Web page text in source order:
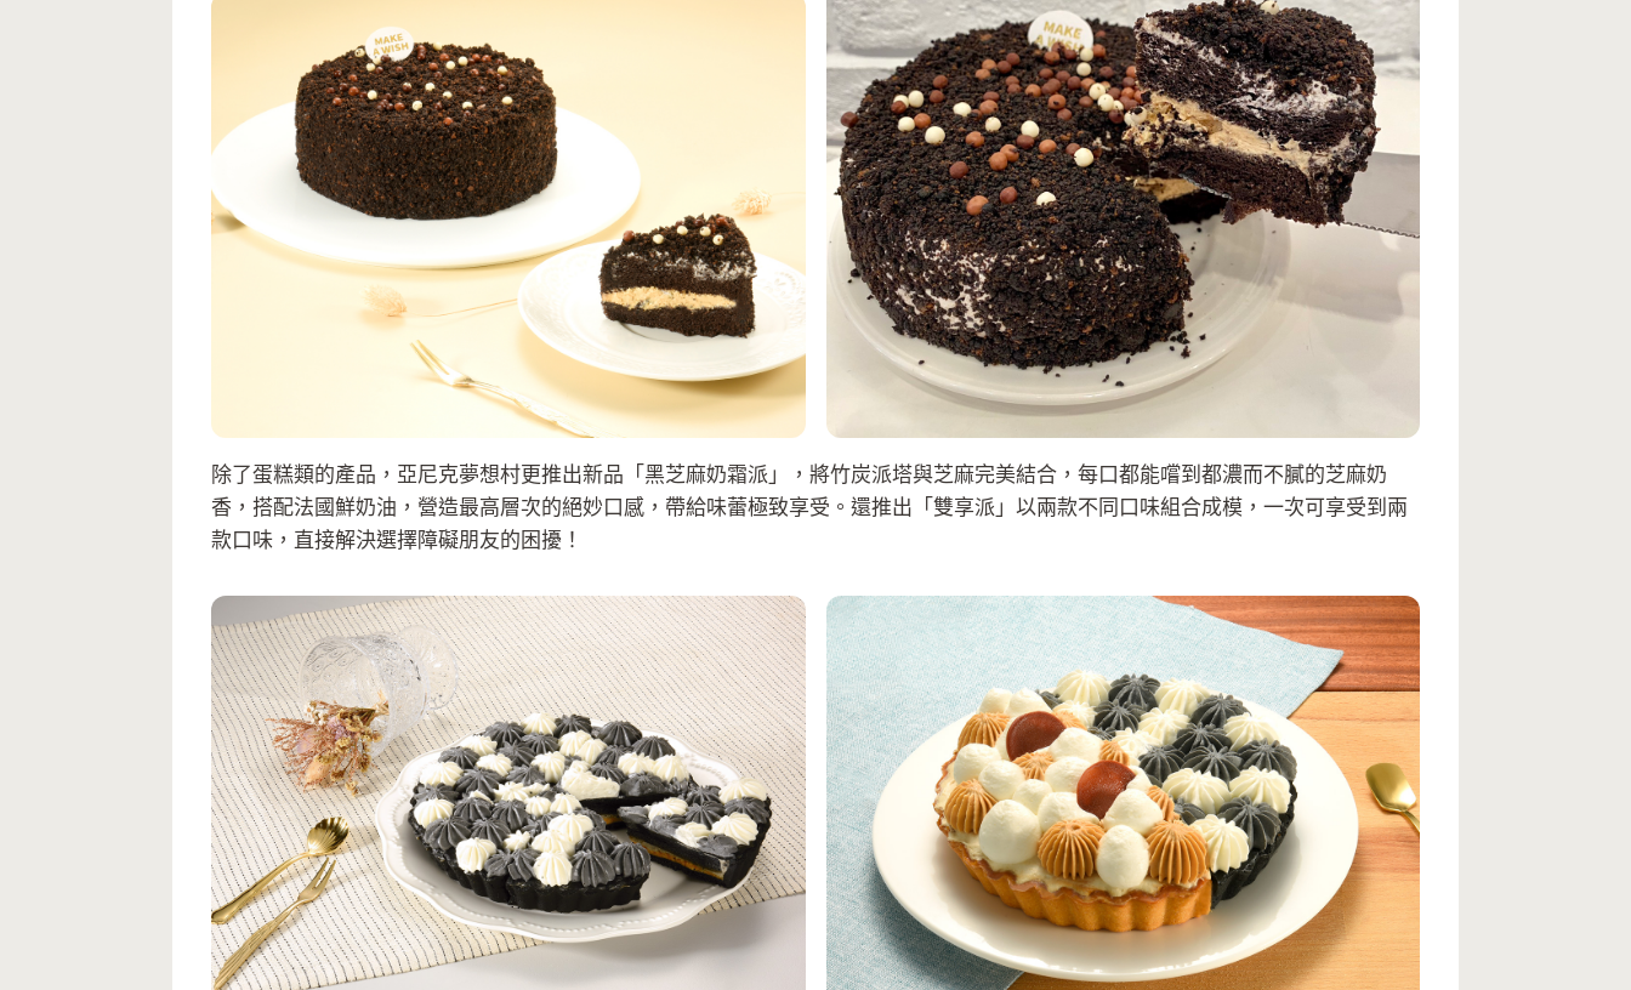
除了蛋糕類的產品，亞尼克夢想村更推出新品「黑芝麻奶霜派」，將竹炭派塔與芝麻完美結合，每口都能嚐到都濃而不膩的芝麻奶
香，搭配法國鮮奶油，營造最高層次的絕妙口感，帶給味蕾極致享受。還推出「雙享派」以兩款不同口味組合成模，一次可享受到兩
款口味，直接解決選擇障礙朋友的困擾！